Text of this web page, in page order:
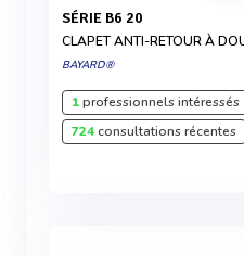
SÉRIE B6 20
CLAPET ANTI-RETOUR À
BAYARD®
1professionnels intéressés
724consultations récentes